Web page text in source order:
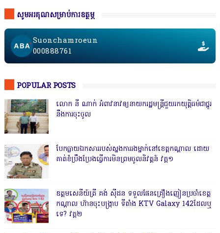
សូមអរគុណសម្រាប់ការឧត្ថម្ភ
Suonchamroeun
000888761
POPULAR POSTS
លោក នី ណាក់ អំពាវនាវឲ្យនាយករដ្ឋមន្ត្រីជួយរកយុត្តិធម៌ជាថ្នូរ
នឹងការចុះចូល
បែកធ្លាយឯកសាររបស់ស្នងការរងម្នាក់នៅខេត្តកណ្ដាល ដោយ
គាត់ខំប្រឹងប្រែងធ្វើការមិនព្រមចូលនិវត្តន៍ វគ្គ១
ឧត្តមសេនីយ៍ត្រី គង់ ស៊ីដន ទទួលផែនគ្រឿងញៀនប្រចាំខេត្ត
កណ្តាល ហ៊ានចុះបង្ក្រាប ទីតាំង KTV Galaxy 142ដែលឬ
ទេ? វគ្គ២